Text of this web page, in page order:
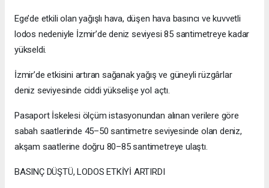
Ege’de etkili olan yağışlı hava, düşen hava basıncı ve kuvvetli
lodos nedeniyle İzmir’de deniz seviyesi 85 santimetreye kadar
yükseldi.
İzmir’de etkisini artıran sağanak yağış ve güneyli rüzgârlar
deniz seviyesinde ciddi yükselişe yol açtı.
Pasaport İskelesi ölçüm istasyonundan alınan verilere göre
sabah saatlerinde 45–50 santimetre seviyesinde olan deniz,
akşam saatlerine doğru 80–85 santimetreye ulaştı.
BASINÇ DÜŞTÜ, LODOS ETKİYİ ARTIRDI